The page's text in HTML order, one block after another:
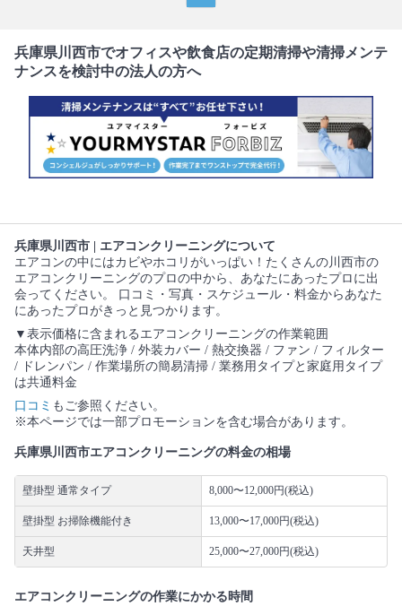
兵庫県川西市でオフィスや飲食店の定期清掃や清掃メンテ
ナンスを検討中の法人の方へ
兵庫県川西市 | エアコンクリーニングについて
エアコンの中にはカビやホコリがいっぱい！たくさんの川西市の
エアコンクリーニングのプロの中から、あなたにあったプロに出
会ってください。 口コミ・写真・スケジュール・料金からあなた
にあったプロがきっと見つかります。
▼表示価格に含まれるエアコンクリーニングの作業範囲
本体内部の高圧洗浄 / 外装カバー / 熱交換器 / ファン / フィルター
/ ドレンパン / 作業場所の簡易清掃 / 業務用タイプと家庭用タイプ
は共通料金
口コミ もご参照ください。
※本ページでは一部プロモーションを含む場合があります。
兵庫県川西市エアコンクリーニングの料金の相場
壁掛型 通常タイプ 8,000〜12,000円(税込)
壁掛型 お掃除機能付き 13,000〜17,000円(税込)
天井型 25,000〜27,000円(税込)
エアコンクリーニングの作業にかかる時間